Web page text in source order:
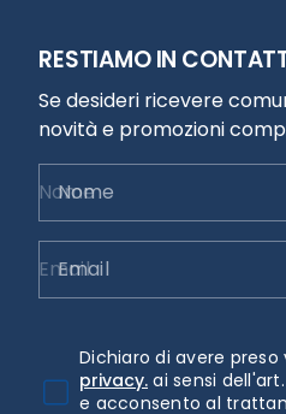
RESTIAMO IN
Se desideri ricevere
novità e promozioni
Nome
Email
Dichiaro di avere preso
privacy. ai sensi dell'art.
e acconsento al